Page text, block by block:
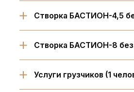
Створка БАСТИОН-4,5
Створка БАСТИОН-8 без
Услуги грузчиков (1